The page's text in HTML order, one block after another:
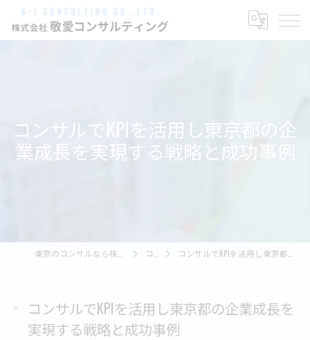
コンサルでKPIを活用し東京都の企
業成長を実現する戦略と成功事例
コラム コンサルでKPIを活用し東京都の企業成長を実現する戦略と成功事例
コンサルでKPIを活用し東京都の企業成長を
実現する戦略と成功事例